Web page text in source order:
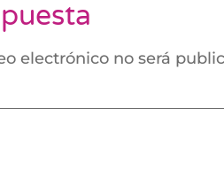
electrónico no será